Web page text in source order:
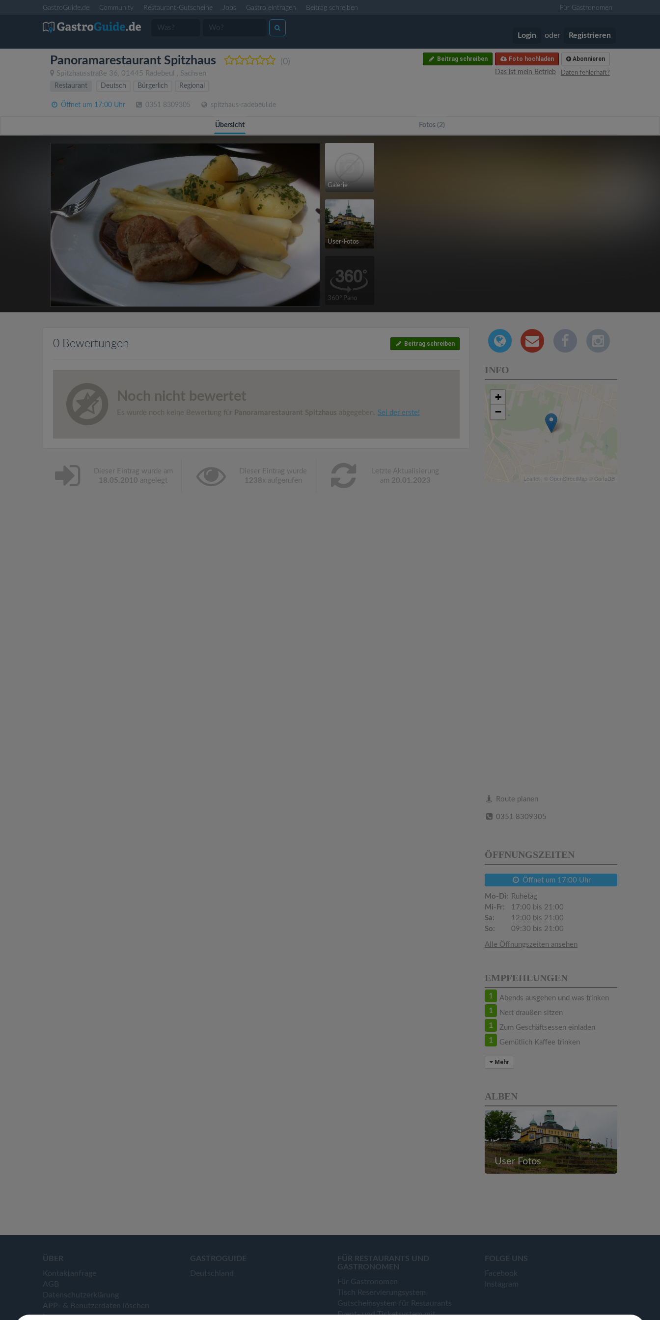
GastroGuide.de Community Restaurant-Gutscheine Jobs Gastro eintragen Beitrag schreiben Für Gastronomen
Login oder Registrieren
Panoramarestaurant Spitzhaus (0)
Spitzhausstraße 36, 01445 Radebeul , Sachsen
Abonnieren
Foto hochladen
Beitrag schreiben
Daten fehlerhaft?
Das ist mein Betrieb
Restaurant
Deutsch Bürgerlich Regional
Öffnet um 17:00 Uhr 0351 8309305 spitzhaus-radebeul.de
Übersicht Fotos (2)
Galerie
User-Fotos
360° Pano
0 Bewertungen Beitrag schreiben
Noch nicht bewertet
Es wurde noch keine Bewertung für Panoramarestaurant Spitzhaus abgegeben. Sei der erste!
Dieser Eintrag wurde am
18.05.2010 angelegt
Dieser Eintrag wurde
1238x aufgerufen
Letzte Aktualisierung
am 20.01.2023
INFO
+
−
Leaflet | © OpenStreetMap © CartoDB
Route planen
0351 8309305
ÖFFNUNGSZEITEN
Öffnet um 17:00 Uhr
Mo-Di:
Ruhetag
Mi-Fr:
17:00 bis 21:00
Sa:
12:00 bis 21:00
So:
09:30 bis 21:00
Alle Öffnungszeiten ansehen
EMPFEHLUNGEN
1 Abends ausgehen und was trinken
1 Nett draußen sitzen
1 Zum Geschäftsessen einladen
1 Gemütlich Kaffee trinken
Mehr
ALBEN
User Fotos
ÜBER
Kontaktanfrage
AGB
Datenschutzerklärung
APP- & Benutzerdaten löschen
Impressum
GASTROGUIDE
Deutschland
FÜR RESTAURANTS UND
GASTRONOMEN
Für Gastronomen
Tisch Reservierungsystem
Gutscheinsystem für Restaurants
Event- und Ticketsystem mit
FOLGE UNS
Facebook
Instagram